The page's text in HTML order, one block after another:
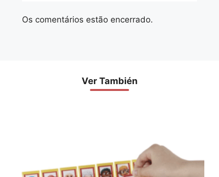
Os comentários estão encerrado.
Ver También